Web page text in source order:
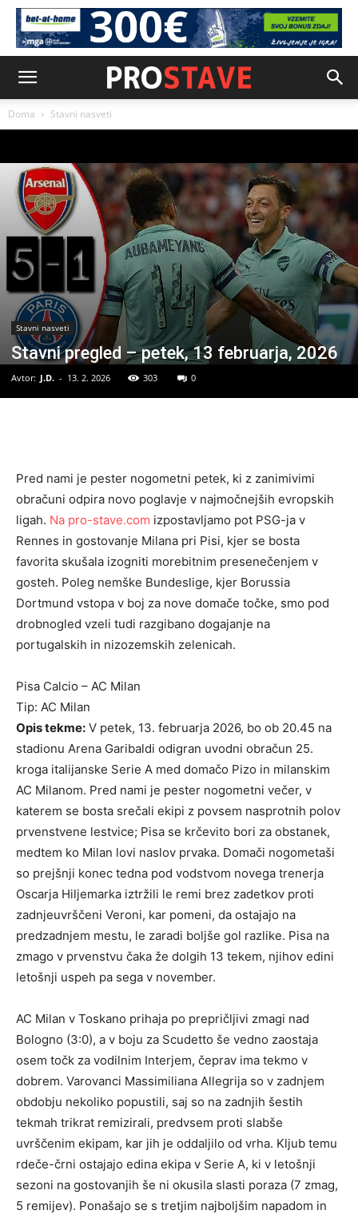
Doma Stavni nasveti
Stavni nasveti
Stavni pregled – petek, 13 februarja, 2026
Avtor: J.D. - 13. 2. 2026 303 0
Pred nami je pester nogometni petek, ki z zanimivimi
obračuni odpira novo poglavje v najmočnejših evropskih
ligah. Na pro-stave.com izpostavljamo pot PSG-ja v
Rennes in gostovanje Milana pri Pisi, kjer se bosta
favorita skušala izogniti morebitnim presenečenjem v
gosteh. Poleg nemške Bundeslige, kjer Borussia
Dortmund vstopa v boj za nove domače točke, smo pod
drobnogled vzeli tudi razgibano dogajanje na
portugalskih in nizozemskih zelenicah.
Pisa Calcio – AC Milan
Tip: AC Milan
Opis tekme: V petek, 13. februarja 2026, bo ob 20.45 na
stadionu Arena Garibaldi odigran uvodni obračun 25.
kroga italijanske Serie A med domačo Pizo in milanskim
AC Milanom. Pred nami je pester nogometni večer, v
katerem se bosta srečali ekipi z povsem nasprotnih polov
prvenstvene lestvice; Pisa se krčevito bori za obstanek,
medtem ko Milan lovi naslov prvaka. Domači nogometaši
so prejšnji konec tedna pod vodstvom novega trenerja
Oscarja Hiljemarka iztržili le remi brez zadetkov proti
zadnjeuvrščeni Veroni, kar pomeni, da ostajajo na
predzadnjem mestu, le zaradi boljše gol razlike. Pisa na
zmago v prvenstvu čaka že dolgih 13 tekem, njihov edini
letošnji uspeh pa sega v november.
AC Milan v Toskano prihaja po prepričljivi zmagi nad
Bologno (3:0), a v boju za Scudetto še vedno zaostaja
osem točk za vodilnim Interjem, čeprav ima tekmo v
dobrem. Varovanci Massimiliana Allegrija so v zadnjem
obdobju nekoliko popustili, saj so na zadnjih šestih
tekmah trikrat remizirali, predvsem proti slabše
uvrščenim ekipam, kar jih je oddaljilo od vrha. Kljub temu
rdeče-črni ostajajo edina ekipa v Serie A, ki v letošnji
sezoni na gostovanjih še ni okusila slasti poraza (7 zmag,
5 remijev). Ponašajo se s tretjim najboljšim napadom in